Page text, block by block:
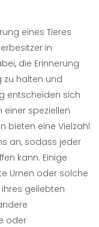
eines Tieres
in
die Erinnerung
zu halten und
entscheiden sich
einer speziellen
bieten eine Vielzahl
an, sodass jeder
kann. Einige
Urnen oder solche
geliebten
oder